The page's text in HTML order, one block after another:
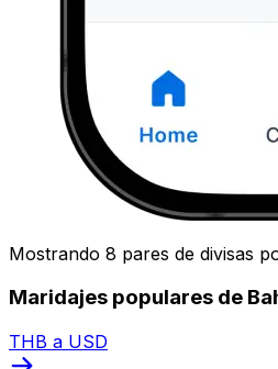
Mostrando 8 pares de divisas
Maridajes populares de
THB a USD